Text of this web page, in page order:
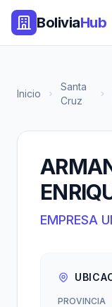
BoliviaHub
Inicio
Santa
Cruz
EMPRESA
PROVINCIA